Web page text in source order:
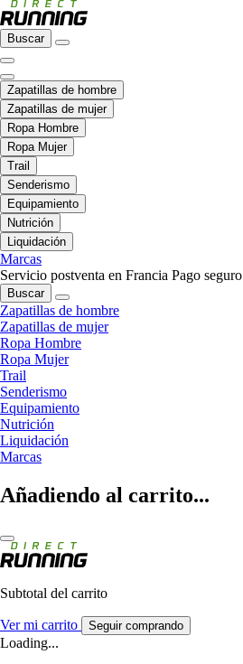
Buscar
Zapatillas de hombre
Zapatillas de mujer
Ropa Hombre
Ropa Mujer
Trail
Senderismo
Equipamiento
Nutrición
Liquidación
Marcas
Servicio postventa en Francia Pago seguro
Buscar
Zapatillas de hombre
Zapatillas de mujer
Ropa Hombre
Ropa Mujer
Trail
Senderismo
Equipamiento
Nutrición
Liquidación
Marcas
Añadiendo al carrito...
Subtotal del carrito
Ver mi carrito Seguir comprando
Loading...